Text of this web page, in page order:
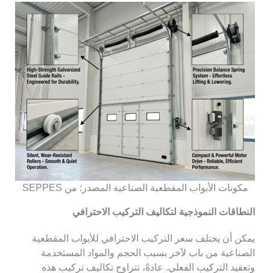
مكونات الأبواب المقطعية الصناعية المصدر: من SEPPES
النطاقات النموذجية لتكاليف التركيب الاحترافي
يمكن أن يختلف سعر التركيب الاحترافي للأبواب المقطعية
الصناعية من باب لآخر بسبب الحجم والمواد المستخدمة
وتعقيد التركيب الفعلي. عادةً، تتراوح تكاليف تركيب هذه